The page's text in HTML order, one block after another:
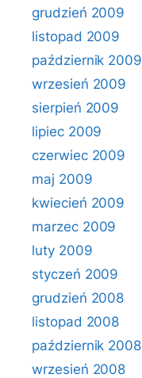
grudzień 2009
listopad 2009
październik 2009
wrzesień 2009
sierpień 2009
lipiec 2009
czerwiec 2009
maj 2009
kwiecień 2009
marzec 2009
luty 2009
styczeń 2009
grudzień 2008
listopad 2008
październik 2008
wrzesień 2008